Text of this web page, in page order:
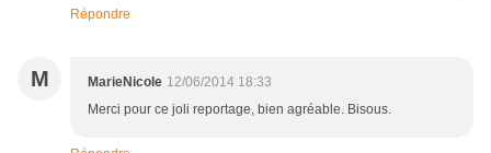
Répondre
M MarieNicole 12/06/2014 18:33
Merci pour ce joli reportage, bien agréable. Bisous.